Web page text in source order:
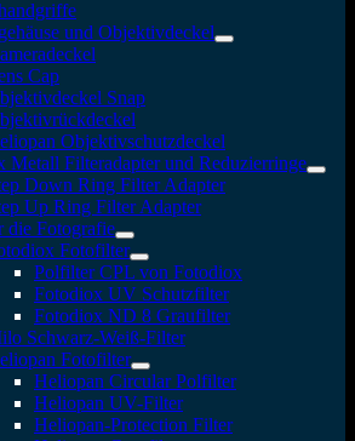
und Objektivdeckel
Cap
Snap
Objektivschutzdeckel
Metall Filteradapter und Reduzierringe
Down Ring Filter Adapter
Up Ring Filter Adapter
die Fotografie
Fotofilter
Polfilter CPL von Fotodiox
Fotodiox UV Schutzfilter
Fotodiox ND 8 Graufilter
Schwarz-Weiß-Filter
Fotofilter
Heliopan Circular Polfilter
Heliopan UV-Filter
Heliopan-Protection Filter